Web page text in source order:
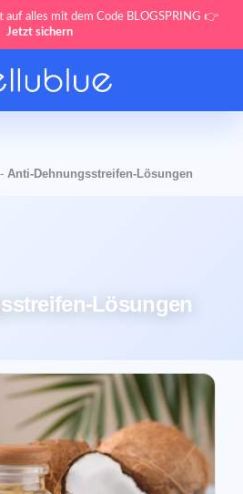
auf alles mit dem Code BLOGSPRING 👉
Jetzt sichern
- Anti-Dehnungsstreifen-Lösungen
Lösungen